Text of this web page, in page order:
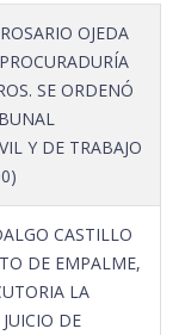
OJEDA
SE ORDENÓ
Y DE TRABAJO
CASTILLO
DE EMPALME,
LA
DE